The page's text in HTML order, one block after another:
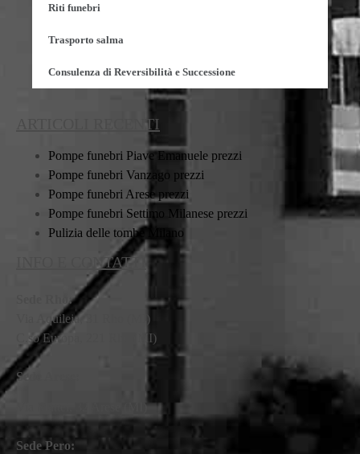
Riti funebri
Trasporto salma
Consulenza di Reversibilità e Successione
ARTICOLI RECENTI
Pompe funebri Piave Emanuele prezzi
Pompe funebri Vanzago prezzi
Pompe funebri Arese prezzi
Pompe funebri Settimo Milanese prezzi
Pulizia delle tombe Milano
INFO E CONTATTI
Sede Rho:
Via Aquileia, 31 Rho (MI)
C.so Europa, 221 Rho (MI)
Sede Arese:
Via Mattei, 32 Arese (MI)
Sede Pero: